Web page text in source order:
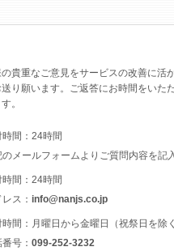
貴重なご意見をサービスの改善に
り願います。ご返答にお時間をいた
。
時間：24時間
のメールフォームよりご質問内容を記
時間：24時間
ス： info@nanjs.co.jp
時間：月曜日から金曜日（祝祭日を除
号： 099-252-3232